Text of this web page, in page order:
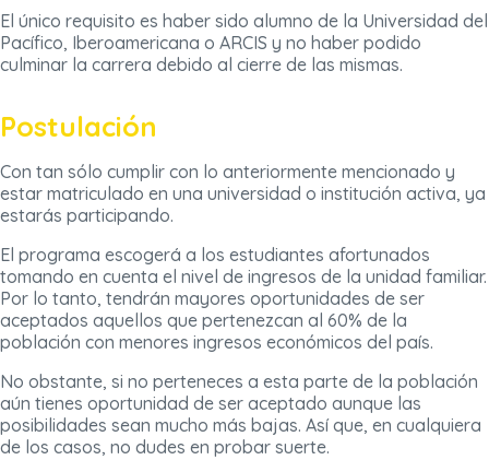
El único requisito es haber sido alumno de la Universidad del
Pacífico, Iberoamericana o ARCIS y no haber podido
culminar la carrera debido al cierre de las mismas.
Postulación
Con tan sólo cumplir con lo anteriormente mencionado y
estar matriculado en una universidad o institución activa, ya
estarás participando.
El programa escogerá a los estudiantes afortunados
tomando en cuenta el nivel de ingresos de la unidad familiar.
Por lo tanto, tendrán mayores oportunidades de ser
aceptados aquellos que pertenezcan al 60% de la
población con menores ingresos económicos del país.
No obstante, si no perteneces a esta parte de la población
aún tienes oportunidad de ser aceptado aunque las
posibilidades sean mucho más bajas. Así que, en cualquiera
de los casos, no dudes en probar suerte.